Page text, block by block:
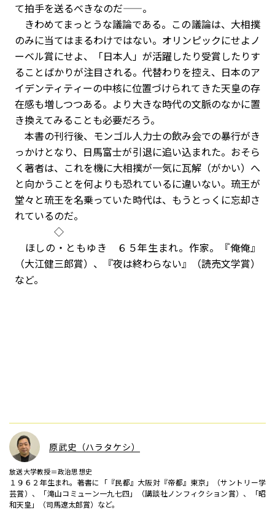
て拍手を送るべきなのだ——。
きわめてまっとうな議論である。この議論は、大相撲
のみに当てはまるわけではない。オリンピックにせよノ
ーベル賞にせよ、「日本人」が活躍したり受賞したりす
ることばかりが注目される。代替わりを控え、日本のア
イデンティティーの中核に位置づけられてきた天皇の存
在感も増しつつある。より大きな時代の文脈のなかに置
き換えてみることも必要だろう。
本書の刊行後、モンゴル人力士の飲み会での暴行がき
っかけとなり、日馬富士が引退に追い込まれた。おそら
く著者は、これを機に大相撲が一気に瓦解（がかい）へ
と向かうことを何よりも恐れているに違いない。琉王が
堂々と琉王を名乗っていた時代は、もうとっくに忘却さ
れているのだ。
◇
ほしの・ともゆき ６５年生まれ。作家。『俺俺』
（大江健三郎賞）、『夜は終わらない』（読売文学賞）
など。
原武史（ハラタケシ）
放送大学教授＝政治思想史
１９６２年生まれ。著書に「『民都』大阪対『帝都』東京」（サントリー学
芸賞）、「滝山コミューン一九七四」（講談社ノンフィクション賞）、「昭
和天皇」（司馬遼太郎賞）など。